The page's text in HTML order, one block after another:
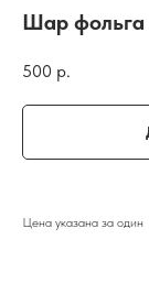
Шар фольга
500 р.
Цена указана за один